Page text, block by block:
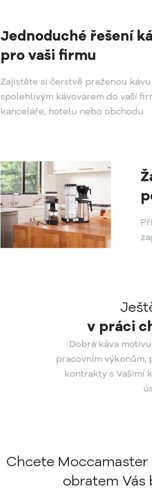
Jednoduché řešení
pro vaši firmu
Zajistěte si čerstvě praženou
spolehlivým kávovarem do vaší
kanceláře, hotelu nebo obchodu.
v práci
Dobrá káva
pracovním výkonům,
kontrakty s Vašimi
Chcete
obratem